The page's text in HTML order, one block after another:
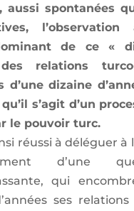
aussi spontanées
l’observation
de ce «
relations turco-
d’une dizaine
s’agit d’un
le pouvoir turc.
réussi à déléguer à
d’une
qui
ses